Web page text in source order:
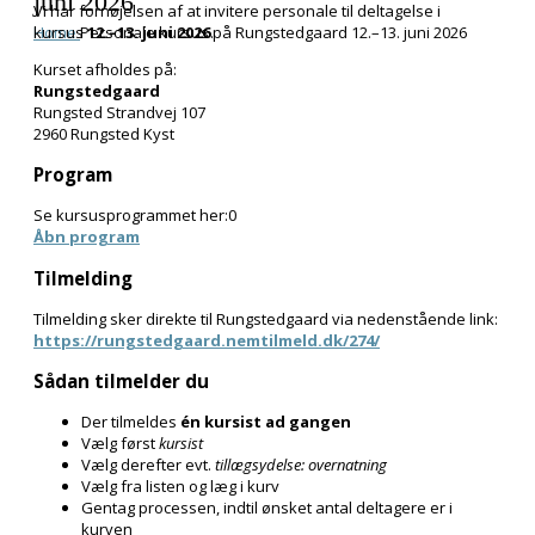
Home Personale kursus på Rungstedgaard 12.–13. juni 2026
Vi har fornøjelsen af at invitere personale til deltagelse i
kursus12.–13. juni 2026.
Kurset afholdes på:
Rungstedgaard
Rungsted Strandvej 107
2960 Rungsted Kyst
Program
Se kursusprogrammet her:0
Åbn program
Tilmelding
Tilmelding sker direkte til Rungstedgaard via nedenstående link:
https://rungstedgaard.nemtilmeld.dk/274/
Sådan tilmelder du
Der tilmeldes én kursist ad gangen
Vælg førstkursist
Vælg derefter evt. tillægsydelse: overnatning
Vælg fra listen og læg i kurv
Gentag processen, indtil ønsket antal deltagere er i
kurven